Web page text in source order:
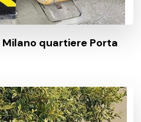
quartiere Porta